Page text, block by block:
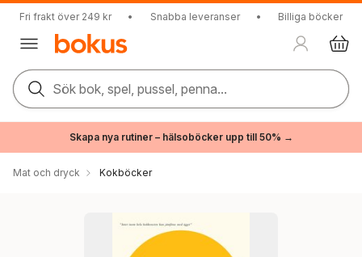
Fri frakt över 249 kr • Snabba leveranser • Billiga böcker
Sök bok, spel, pussel, penna...
Skapa nya rutiner – hälsoböcker upp till 50% →
Mat och dryck Kokböcker